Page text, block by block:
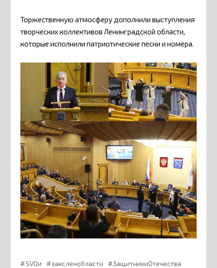
Торжественную атмосферу дополнили выступления
творческих коллективов Ленинградской области,
которые исполнили патриотические песни и номера.
SVOи заксленобласти
ЗащитникиОтечества